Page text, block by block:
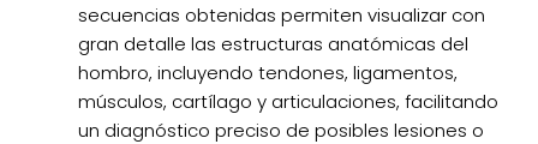
secuencias obtenidas permiten visualizar con
gran detalle las estructuras anatómicas del
hombro, incluyendo tendones, ligamentos,
músculos, cartílago y articulaciones, facilitando
un diagnóstico preciso de posibles lesiones o